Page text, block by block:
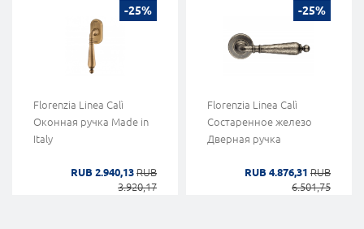
-25%
Florenzia Linea Calì
Оконная ручка Made in
Italy
RUB 2.940,13 RUB
3.920,17
-25%
Florenzia Linea Calì
Состаренное железо
Дверная ручка
RUB 4.876,31 RUB
6.501,75